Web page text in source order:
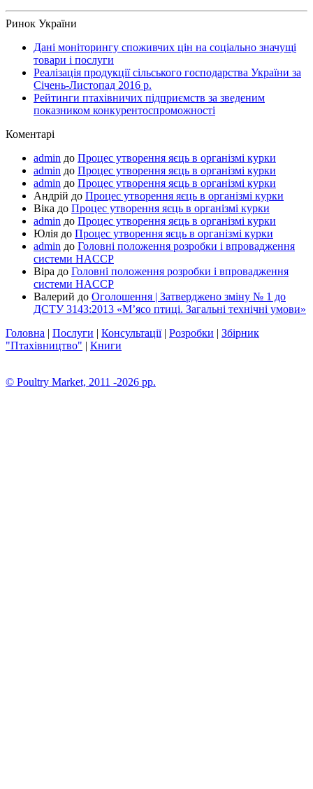
Ринок України
Дані моніторингу споживчих цін на соціально значущі
товари і послуги
Реалізація продукції сільського господарства України за
Січень-Листопад 2016 р.
Рейтинги птахівничих підприємств за зведеним
показником конкурентоспроможності
Коментарі
admin до Процес утворення яєць в організмі курки
admin до Процес утворення яєць в організмі курки
admin до Процес утворення яєць в організмі курки
Андрій до Процес утворення яєць в організмі курки
Віка до Процес утворення яєць в організмі курки
admin до Процес утворення яєць в організмі курки
Юлія до Процес утворення яєць в організмі курки
admin до Головні положення розробки і впровадження
системи HACCP
Віра до Головні положення розробки і впровадження
системи HACCP
Валерий до Оголошення | Затверджено зміну № 1 до
ДСТУ 3143:2013 «М’ясо птиці. Загальні технічні умови»
Головна | Послуги | Консультації| Розробки | Збірник
"Птахівництво" | Книги
© Poultry Market, 2011 -2026 pp.